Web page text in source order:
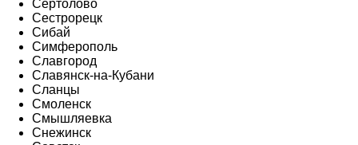
Сертолово
Сестрорецк
Сибай
Симферополь
Славгород
Славянск-на-Кубани
Сланцы
Смоленск
Смышляевка
Снежинск